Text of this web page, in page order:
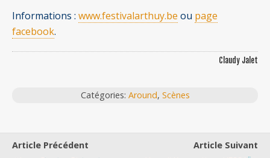
Informations : www.festivalarthuy.be ou page
facebook.
Claudy Jalet
Catégories: Around, Scènes
Article Précédent
Article Suivant